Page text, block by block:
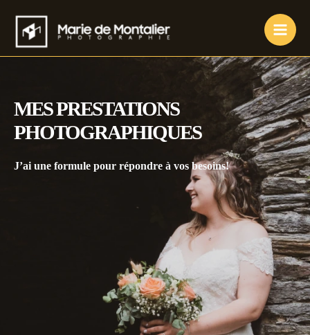
contenu
Main
MES PRESTATIONS
PHOTOGRAPHIQUES
J’ai une formule pour répondre à vos besoins!